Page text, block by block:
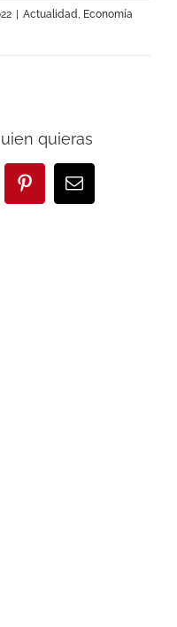
| Actualidad, Economía
quieras
PinterestCorreo
electrónico